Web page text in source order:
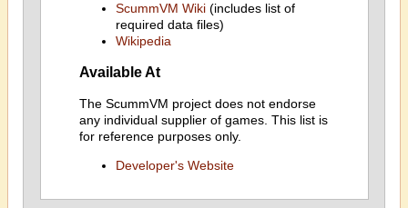
ScummVM Wiki(includes list of
required data files)
Wikipedia
Available At
The ScummVM project does not endorse
any individual supplier of games. This list is
for reference purposes only.
Developer's Website